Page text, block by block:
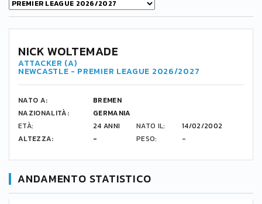
NICK WOLTEMADE
ATTACKER (A)
NEWCASTLE - PREMIER LEAGUE 2026/2027
NATO A:
BREMEN
NAZIONALITÀ:
GERMANIA
ETÀ:
24 ANNI NATO IL:
14/02/2002
ALTEZZA:
- PESO: -
ANDAMENTO STATISTICO